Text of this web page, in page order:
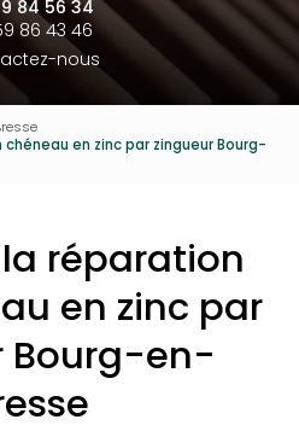
84 56 34
86 43 46
nous
en zinc par zingueur Bourg-
réparation
en zinc par
Bourg-en-